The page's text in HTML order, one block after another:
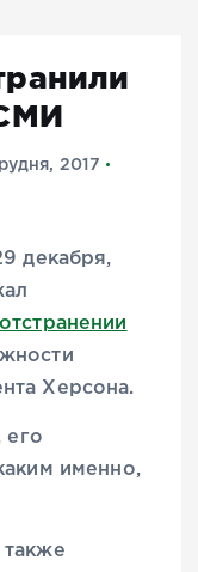
2017
декабря,
Херсона.
его
именно,
также